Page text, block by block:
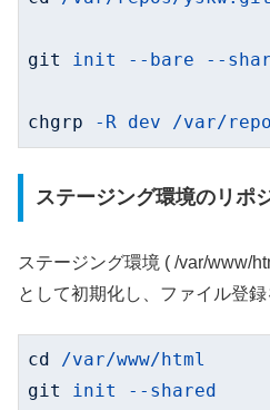
git init --bare --
chgrp -R dev /var/
ステージング環境のリポ
ステージング環境 ( /var/www/
として初期化し、ファイル登録
cd
/var/www/html
git
init --shared